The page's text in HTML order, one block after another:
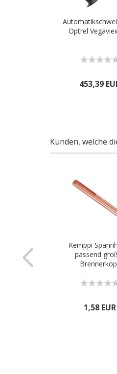
Optrel
453,39
Kunden, welche
e670,
Kemppi
passend
1,58 EUR